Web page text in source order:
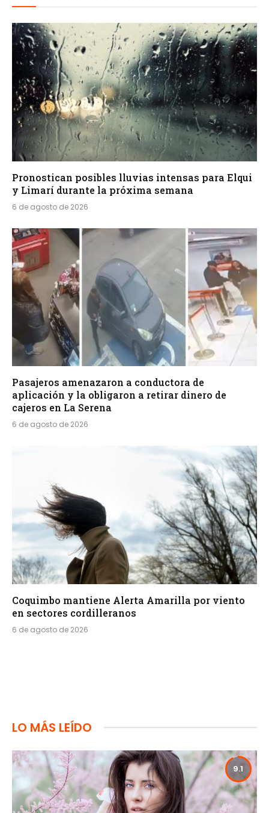
Pronostican posibles lluvias intensas para Elqui
y Limarí durante la próxima semana
6 de agosto de 2026
Pasajeros amenazaron a conductora de
aplicación y la obligaron a retirar dinero de
cajeros en La Serena
6 de agosto de 2026
Coquimbo mantiene Alerta Amarilla por viento
en sectores cordilleranos
6 de agosto de 2026
LO MÁS LEÍDO
9.1